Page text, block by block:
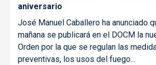
aniversario
José Manuel Caballero ha anunciado
mañana se publicará en el DOCM la
Orden por la que se regulan las
preventivas, los usos del fuego...